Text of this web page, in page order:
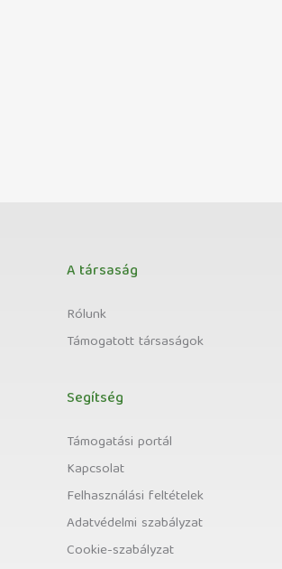
A társaság
Rólunk
Támogatott társaságok
Segítség
Támogatási portál
Kapcsolat
Felhasználási feltételek
Adatvédelmi szabályzat
Cookie-szabályzat